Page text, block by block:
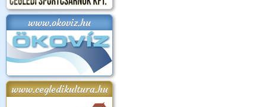
www.okoviz.hu
www.cegledikultura.hu